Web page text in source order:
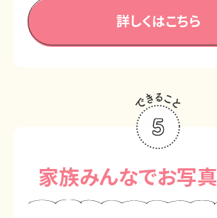
詳しくはこちら
家族みんなでお写